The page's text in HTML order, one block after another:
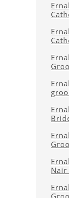
Nair